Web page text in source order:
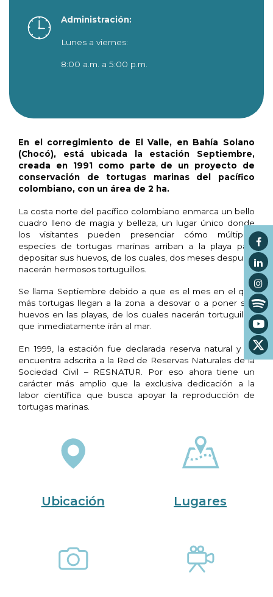
Administración:
Lunes a viernes:
8:00 a.m. a 5:00 p.m.
En el corregimiento de El Valle, en Bahía Solano
(Chocó), está ubicada la estación Septiembre,
creada en 1991 como parte de un proyecto de
conservación de tortugas marinas del pacífico
colombiano, con un área de 2 ha.
La costa norte del pacífico colombiano enmarca un bello
cuadro lleno de magia y belleza, un lugar único donde
los visitantes pueden presenciar cómo múltiples
especies de tortugas marinas arriban a la playa para
depositar sus huevos, de los cuales, dos meses después,
nacerán hermosos tortuguillos.
Se llama Septiembre debido a que es el mes en el que
más tortugas llegan a la zona a desovar o a poner sus
huevos en las playas, de los cuales nacerán tortuguillos
que inmediatamente irán al mar.
En 1999, la estación fue declarada reserva natural y se
encuentra adscrita a la Red de Reservas Naturales de la
Sociedad Civil – RESNATUR. Por eso ahora tiene un
carácter más amplio que la exclusiva dedicación a la
labor científica que busca apoyar la reproducción de
tortugas marinas.
Ubicación Lugares